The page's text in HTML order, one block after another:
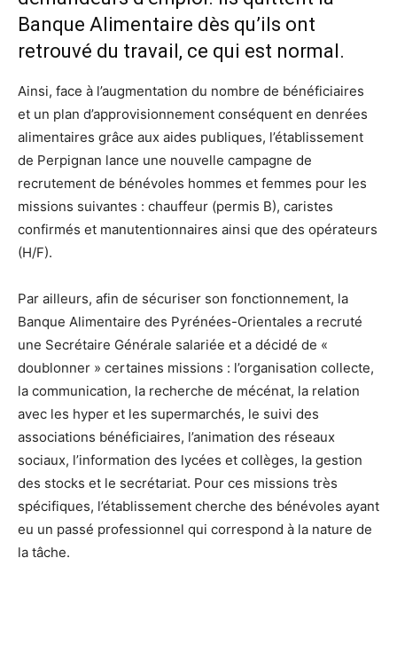
Banque Alimentaire dès qu’ils ont
retrouvé du travail, ce qui est normal.
Ainsi, face à l’augmentation du nombre de bénéficiaires
et un plan d’approvisionnement conséquent en denrées
alimentaires grâce aux aides publiques, l’établissement
de Perpignan lance une nouvelle campagne de
recrutement de bénévoles hommes et femmes pour les
missions suivantes : chauffeur (permis B), caristes
confirmés et manutentionnaires ainsi que des opérateurs
(H/F).
Par ailleurs, afin de sécuriser son fonctionnement, la
Banque Alimentaire des Pyrénées-Orientales a recruté
une Secrétaire Générale salariée et a décidé de «
doublonner » certaines missions : l’organisation collecte,
la communication, la recherche de mécénat, la relation
avec les hyper et les supermarchés, le suivi des
associations bénéficiaires, l’animation des réseaux
sociaux, l’information des lycées et collèges, la gestion
des stocks et le secrétariat. Pour ces missions très
spécifiques, l’établissement cherche des bénévoles ayant
eu un passé professionnel qui correspond à la nature de
la tâche.